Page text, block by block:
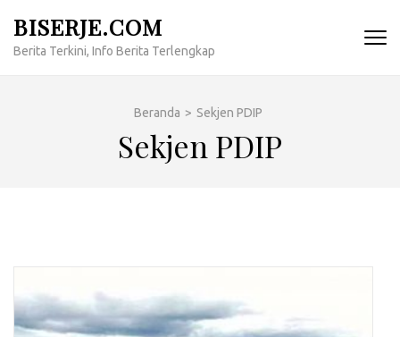
konten
BISERJE.COM
Berita Terkini, Info Berita Terlengkap
Beranda > Sekjen PDIP
Sekjen PDIP